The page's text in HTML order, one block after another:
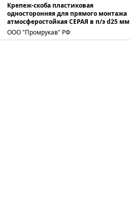
Крепеж-скоба пластиковая
односторонняя для прямого монтажа
атмосферостойкая СЕРАЯ в п/э d25 мм
ООО "Промрукав" РФ